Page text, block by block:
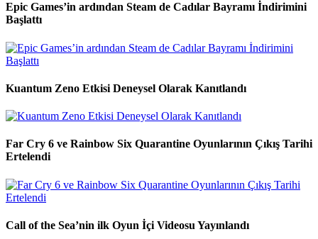
Epic Games’in ardından Steam de Cadılar Bayramı İndirimini
Başlattı
Kuantum Zeno Etkisi Deneysel Olarak Kanıtlandı
Far Cry 6 ve Rainbow Six Quarantine Oyunlarının Çıkış Tarihi
Ertelendi
Call of the Sea’nin ilk Oyun İçi Videosu Yayınlandı